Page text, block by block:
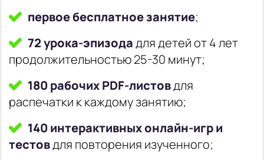
первое бесплатное занятие;
72 урока-эпизодадля детей от 4 лет
продолжительностью 25-30 минут;
180 рабочих PDF-листовдля
распечатки к каждому занятию;
140 интерактивных онлайн-игр и
тестовдля повторения изученного;